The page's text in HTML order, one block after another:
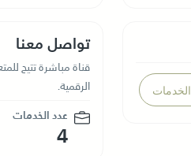
تواصل معنا
قناة مباشرة تتيح
الرقمية.
عدد الخدمات
4